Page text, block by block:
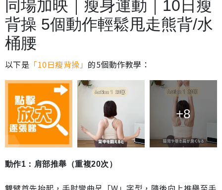
同場加映｜瘦身運動｜10日瘦
背操 5個動作輕鬆甩走熊背/水
桶腰
以下是 「10日瘦背操」 的5個動作教學：
+8
動作1：肩部推舉（重複20次）